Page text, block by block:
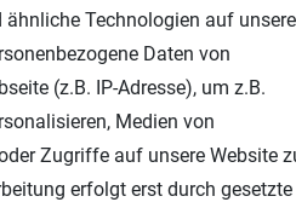
Datenschutz Impressum
ähnliche Technologien auf
Daten von
(z.B. IP-Adresse), um z.B.
Medien von
Zugriffe auf unsere Website
erfolgt erst durch gesetzte